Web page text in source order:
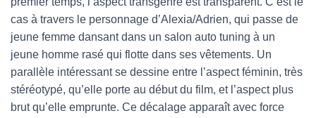
cas à travers le personnage d’Alexia/Adrien, qui passe de
jeune femme dansant dans un salon auto tuning à un
jeune homme rasé qui flotte dans ses vêtements. Un
parallèle intéressant se dessine entre l’aspect féminin, très
stéréotypé, qu’elle porte au début du film, et l’aspect plus
brut qu’elle emprunte. Ce décalage apparaît avec force